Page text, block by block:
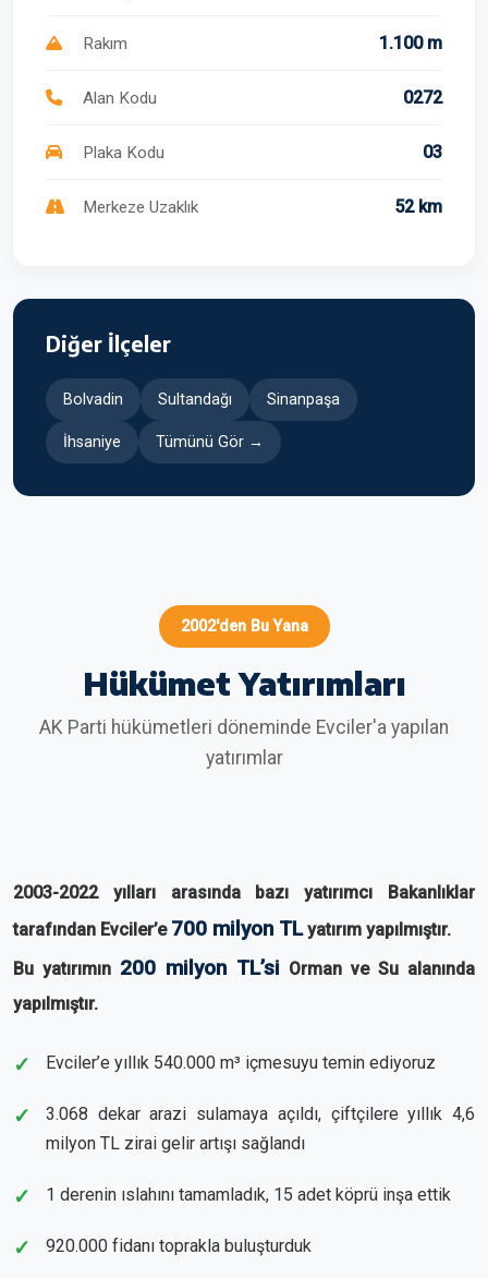
Rakım 1.100 m
Alan Kodu 0272
Plaka Kodu 03
Merkeze Uzaklık 52 km
Diğer İlçeler
Bolvadin Sultandağı Sinanpaşa
İhsaniye Tümünü Gör →
2002'den Bu Yana
Hükümet Yatırımları
AK Parti hükümetleri döneminde Evciler'a yapılan
yatırımlar
2003-2022 yılları arasında bazı yatırımcı Bakanlıklar
tarafından Evciler’e 700 milyon TLyatırım yapılmıştır.
Bu yatırımın 200 milyon TL’si Orman ve Su alanında
yapılmıştır.
Evciler’e yıllık 540.000 m³ içmesuyu temin ediyoruz
3.068 dekar arazi sulamaya açıldı, çiftçilere yıllık 4,6
milyon TL zirai gelir artışı sağlandı
1 derenin ıslahını tamamladık, 15 adet köprü inşa ettik
920.000 fidanı toprakla buluşturduk